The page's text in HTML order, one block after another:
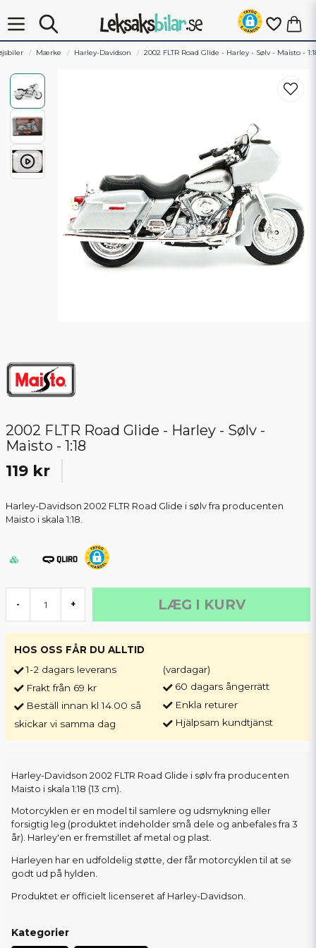
Mærke Harley-Davidson 2002 FLTR Road Glide - Harley - Sølv - Maisto -
2002 FLTR Road Glide - Harley - Sølv -
Maisto - 1:18
119 kr
Harley-Davidson 2002 FLTR Road Glide i sølv fra producenten
Maisto i skala 1:18.
- + LÆG I KURV
HOS OSS FÅR DU ALLTID
1-2 dagars leverans
Frakt från 69 kr
Beställ innan kl 14.00 så
skickar vi samma dag
(vardagar)
60 dagars ångerrätt
Enkla returer
Hjälpsam kundtjänst
Harley-Davidson 2002 FLTR Road Glide i sølv fra producenten
Maisto i skala 1:18 (13 cm).
Motorcyklen er en model til samlere og udsmykning eller
forsigtig leg (produktet indeholder små dele og anbefales fra 3
år). Harley'en er fremstillet af metal og plast.
Harleyen har en udfoldelig støtte, der får motorcyklen til at se
godt ud på hylden.
Produktet er officielt licenseret af Harley-Davidson.
Kategorier